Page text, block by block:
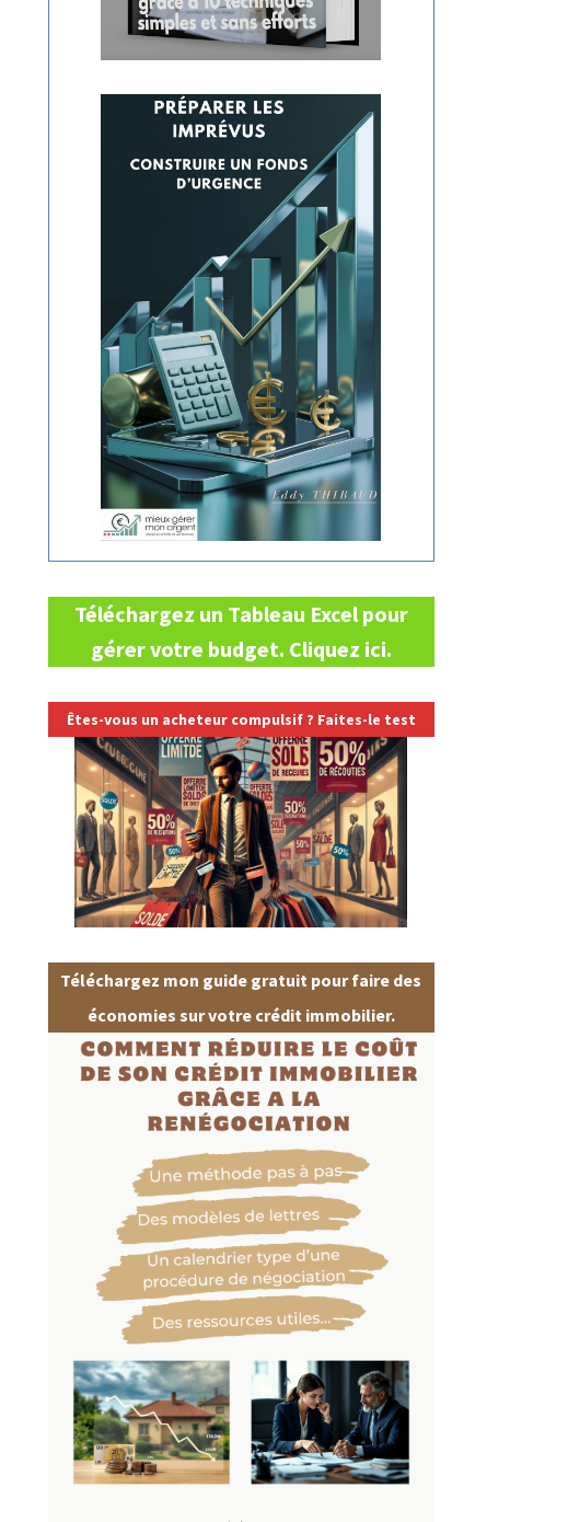
Téléchargez un Tableau Excel pour
gérer votre budget. Cliquez ici.
Êtes-vous un acheteur compulsif ? Faites-le test
Téléchargez mon guide gratuit pour faire des
économies sur votre crédit immobilier.